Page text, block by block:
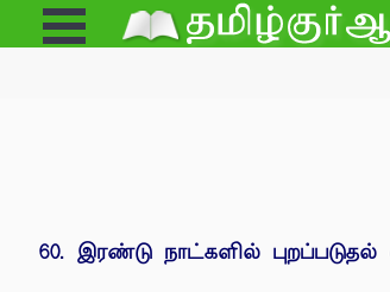
Open
Menu
60. இரண்டு நாட்களில்